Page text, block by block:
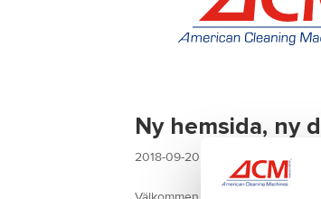
Ny hemsida, ny
2018-09-20 Okategoriserade